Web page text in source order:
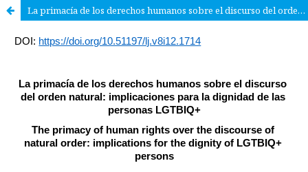
La primacía de los derechos humanos sobre el discurso del orden natural: implicaciones para la dignidad de las personas LGTBIQ+